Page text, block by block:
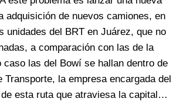
adquisición de nuevos camiones, en
unidades del BRT en Juárez, que no
a comparación con las de la
caso las del Bowí se hallan dentro de
Transporte, la empresa encargada del
esta ruta que atraviesa la capital…